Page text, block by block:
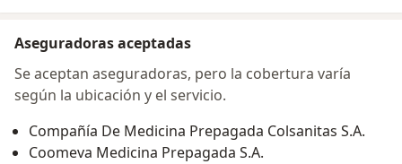
Aseguradoras aceptadas
Se aceptan aseguradoras, pero la cobertura varía
según la ubicación y el servicio.
Compañía De Medicina Prepagada Colsanitas S.A.
Coomeva Medicina Prepagada S.A.